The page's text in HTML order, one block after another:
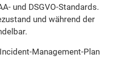
und DSGVO-Standards.
und während der
Management-Plan